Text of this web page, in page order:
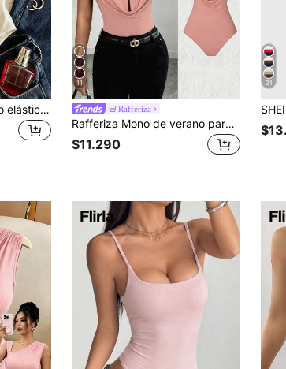
INAWLY Body de punto elástico de color contrastante para mujer
11
Rafferiza
Rafferiza Mono de verano para mujer de nuevo estilo sexy y maduro, hecho de tela suave y fluida, con un collar de metal, pliegues drapeados en el pecho y silueta ajustada, combinando sofisticación y encanto sexy, adecuado para fiestas, citas u ocasiones semi-formales. Una pieza versátil que pertenece a la categoría de monos con cuello de estilo maduro, conjuntos con decoración de metal marrón y artículos de moda ajustados y estilizadores.
$11.290
21